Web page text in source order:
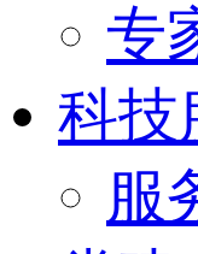
专
科技
服